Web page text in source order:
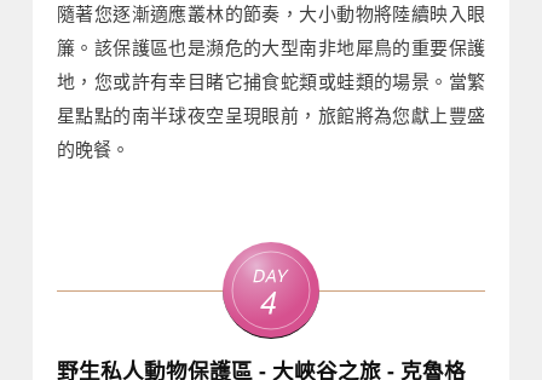
隨著您逐漸適應叢林的節奏，大小動物將陸續映入眼
簾。該保護區也是瀕危的大型南非地犀鳥的重要保護
地，您或許有幸目睹它捕食蛇類或蛙類的場景。當繁
星點點的南半球夜空呈現眼前，旅館將為您獻上豐盛
的晚餐。
Day
4
野生私人動物保護區 - 大峽谷之旅 - 克魯格